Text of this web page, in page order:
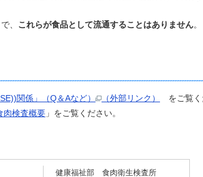
、 これらが食品として流通することはありません。
関係」（Q＆Aなど） （外部リンク）
をご覧く
肉検査概要 」をご覧ください。
健康福祉部 食肉衛生検査所